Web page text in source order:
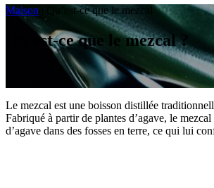
Maison
Qu’est-ce que le mezcal
Qu'est-ce que le mezcal ?
Le mezcal est une boisson distillée
Fabriqué à partir de plantes d’agave, le
d’agave dans des fosses en terre, ce qui lui